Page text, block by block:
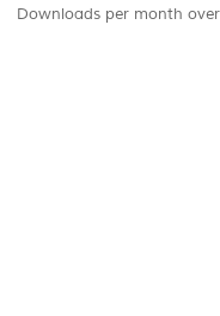
Downloads per month